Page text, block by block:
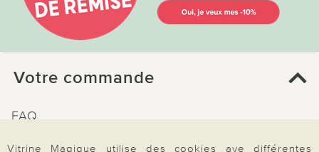
Votre commande
FAQ
Vitrine Magique utilise des cookies ave différentes